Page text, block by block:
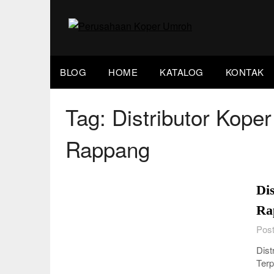
BLOG HOME KATALOG KONTAK
Tag: Distributor
Rappang